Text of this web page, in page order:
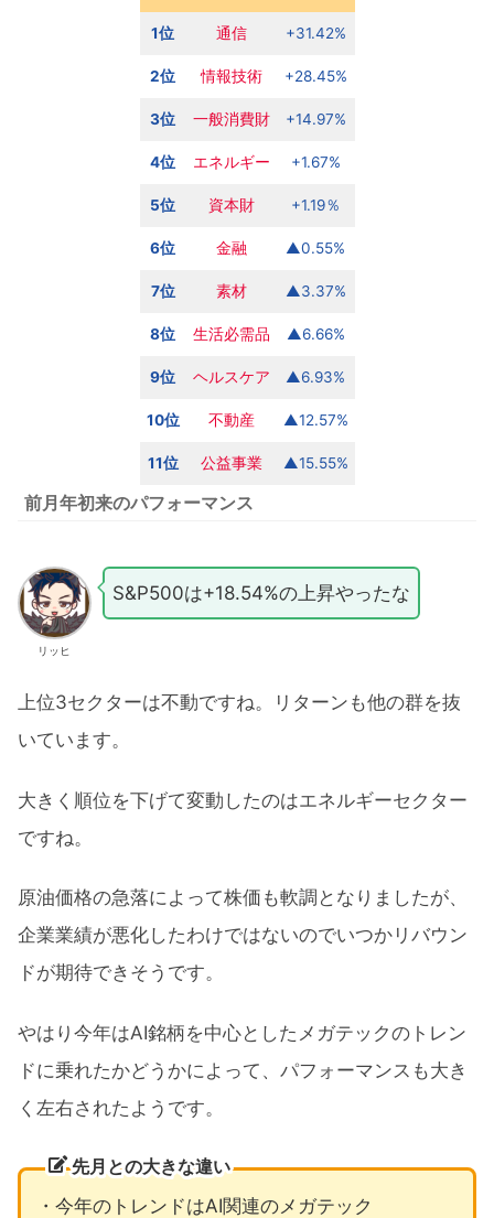
1位 通信 +31.42%
2位 情報技術 +28.45%
3位 一般消費財 +14.97%
4位 エネルギー +1.67%
5位 資本財 +1.19％
6位 金融 ▲0.55%
7位 素材 ▲3.37%
8位 生活必需品 ▲6.66%
9位 ヘルスケア ▲6.93%
10位 不動産 ▲12.57%
11位 公益事業 ▲15.55%
前月年初来のパフォーマンス
リッヒ
S&P500は+18.54%の上昇やったな
上位3セクターは不動ですね。リターンも他の群を抜
いています。
大きく順位を下げて変動したのはエネルギーセクター
ですね。
原油価格の急落によって株価も軟調となりましたが、
企業業績が悪化したわけではないのでいつかリバウン
ドが期待できそうです。
やはり今年はAI銘柄を中心としたメガテックのトレン
ドに乗れたかどうかによって、パフォーマンスも大き
く左右されたようです。
先月との大きな違い
・今年のトレンドはAI関連のメガテック